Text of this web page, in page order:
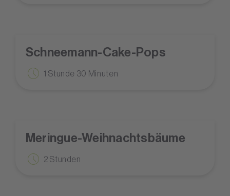
Schneemann-Cake-Pops
1 Stunde 30 Minuten
Meringue-Weihnachtsbäume
2 Stunden